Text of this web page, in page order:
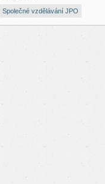
Společné vzdělávání JPO